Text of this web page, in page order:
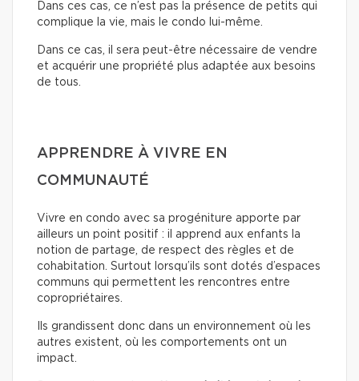
Dans ces cas, ce n’est pas la présence de petits qui
complique la vie, mais le condo lui-même.
Dans ce cas, il sera peut-être nécessaire de vendre
et acquérir une propriété plus adaptée aux besoins
de tous.
APPRENDRE À VIVRE EN
COMMUNAUTÉ
Vivre en condo avec sa progéniture apporte par
ailleurs un point positif : il apprend aux enfants la
notion de partage, de respect des règles et de
cohabitation. Surtout lorsqu’ils sont dotés d’espaces
communs qui permettent les rencontres entre
copropriétaires.
Ils grandissent donc dans un environnement où les
autres existent, où les comportements ont un
impact.